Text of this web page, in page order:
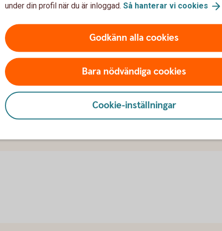
till dina kunder underlättar betalningen. I
enkelt tillgång till aktuell information om inbetalningar
Bankgirot.
under din profil när du är inloggad. Så hanterar vi cookies
Godkänn alla cookies
Bara nödvändiga cookies
Cookie-inställningar